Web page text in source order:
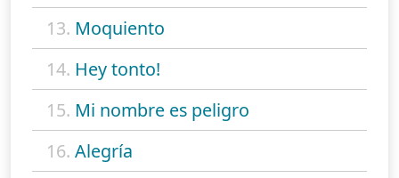
13. Moquiento
14. Hey tonto!
15. Mi nombre es peligro
16. Alegría